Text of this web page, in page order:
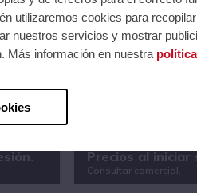
LÍQUIDO DE NIEBLA
Precios al iniciar
Consultar comercial.
utilizaremos cookies para
nuestros servicios y mostrar
Más información en nuestra